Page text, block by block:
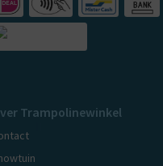
Trampolinewinkel